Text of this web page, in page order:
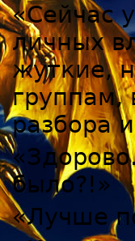
«Сейчас
личных
жуткие,
группам,
разбора
было?!»
«Лучше